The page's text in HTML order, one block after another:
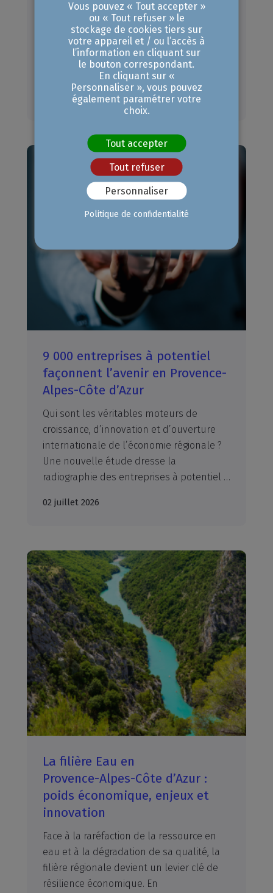
Organisées par le CEA, l’agence ITER
France et le réseau des CCI de Provence-
Alpes-Côte d’Azur et placé sous le haut
Patronage de Roland Lescure,
08 juillet 2026
9 000 entreprises à potentiel
façonnent l’avenir en Provence-
Alpes-Côte d’Azur
Qui sont les véritables moteurs de
croissance, d’innovation et d’ouverture
internationale de l’économie régionale ?
Une nouvelle étude dresse la
radiographie des entreprises à potentiel en Provence-Alpes-Côte d’Azur et met en lumière ces acteurs souvent peu visibles mais essentiels au dynamisme économique du territoire.
02 juillet 2026
La filière Eau en
Provence-Alpes-Côte d’Azur :
poids économique, enjeux et
innovation
Face à la raréfaction de la ressource en
eau et à la dégradation de sa qualité, la
filière régionale devient un levier clé de
résilience économique. En
Vous pouvez « Tout accepter »
ou « Tout refuser » le
stockage de cookies tiers sur
votre appareil et / ou l’accès à
l’information en cliquant sur
le bouton correspondant.
En cliquant sur «
Personnaliser », vous pouvez
également paramétrer votre
choix.
Tout accepter
Tout refuser
Personnaliser
Politique de confidentialité